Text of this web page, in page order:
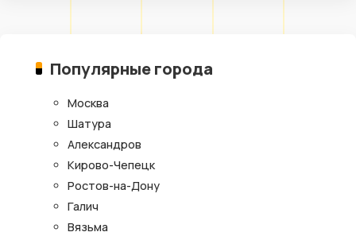
Популярные города
Москва
Шатура
Александров
Кирово-Чепецк
Ростов-на-Дону
Галич
Вязьма